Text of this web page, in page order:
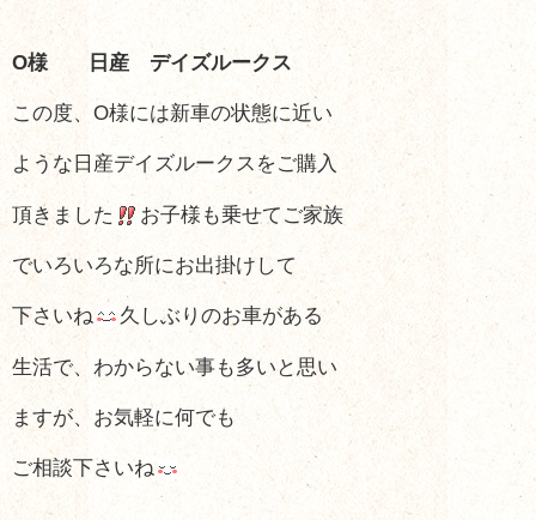
O様 日産 デイズルークス
この度、O様には新車の状態に近い
ような 日産デイズルークスをご購入
頂きました お子様も乗せてご家族
でいろいろな所にお出掛けして
下さいね 久しぶりのお車がある
生活で、わからない事も多いと思い
ますが、お気軽に何でも
ご相談下さいね